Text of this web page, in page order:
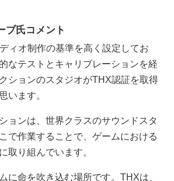
ブ氏コメント
ィオ制作の基準を高く設定してお
なテストとキャリブレーションを経
ションのスタジオがTHX認証を取得
います。
ョンは、世界クラスのサウンドスタ
で作業することで、ゲームにおける
取り組んでいます。
に命を吹き込む場所です。THXは、